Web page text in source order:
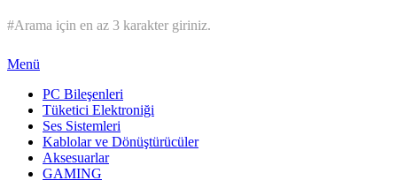
#Arama için en az 3 karakter giriniz.
Menü
PC Bileşenleri
Tüketici Elektroniği
Ses Sistemleri
Kablolar ve Dönüştürücüler
Aksesuarlar
GAMING